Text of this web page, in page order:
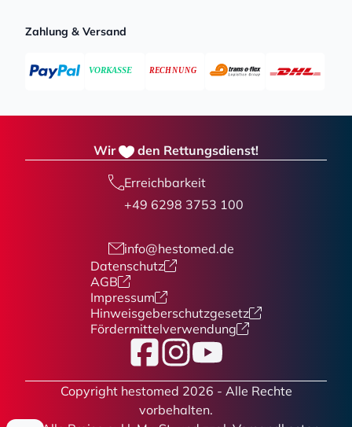
Zahlung & Versand
Wir den Rettungsdienst!
Erreichbarkeit
+49 6298 3753 100
info@hestomed.de
Datenschutz
AGB
Impressum
Hinweisgeberschutzgesetz
Fördermittelverwendung
FacebookInstagram
YouTube
Copyright hestomed 2026 - Alle Rechte
vorbehalten.